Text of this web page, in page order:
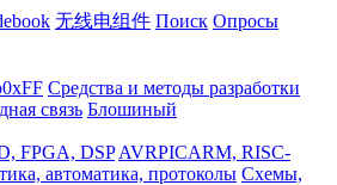
无线电组件 Поиск Опросы
0xFF Средства и методы разработки
связь Блошиный
FPGA, DSP AVRPICARM, RISC-
автоматика, протоколы Схемы,